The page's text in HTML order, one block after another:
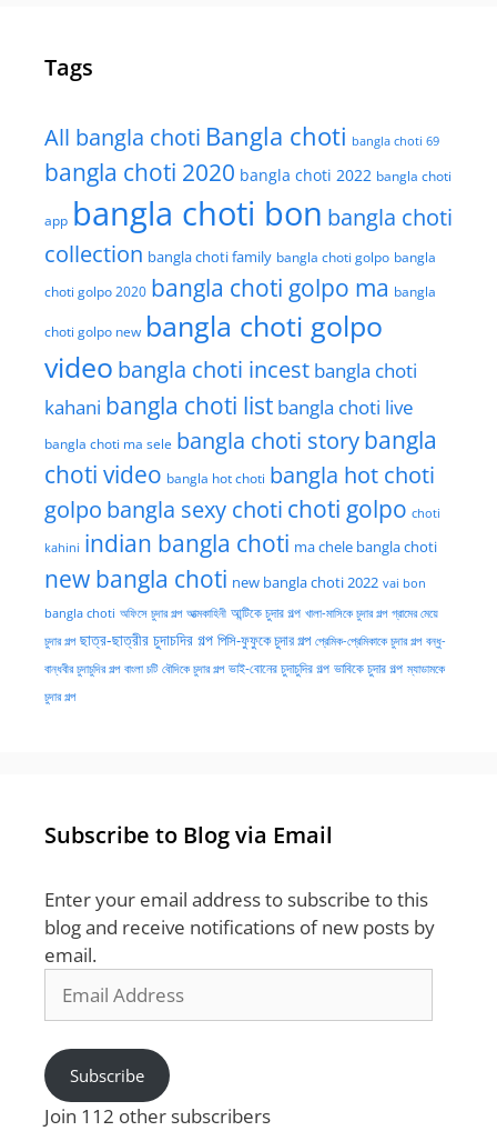
Tags
All bangla choti Bangla choti bangla choti 69
bangla choti 2020 bangla choti 2022 bangla choti
app bangla choti bon bangla choti
collection bangla choti family bangla choti golpo bangla
choti golpo 2020 bangla choti golpo ma bangla
choti golpo new bangla choti golpo
video bangla choti incest bangla choti
kahani bangla choti list bangla choti live
bangla choti ma sele bangla choti storybangla
choti video bangla hot choti bangla hot choti
golpo bangla sexy choti choti golpo choti
kahini indian bangla choti ma chele bangla choti
new bangla choti new bangla choti 2022 vai bon
bangla choti অফিসে চুদার গল্প আত্মকাহিনী আন্টিকে চুদার গল্প খালা-মাসিকে চুদার গল্প গ্রামের মেয়ে
চুদার গল্প ছাত্র-ছাত্রীর চুদাচদির গল্প পিসি-ফুফুকে চুদার গল্প প্রেমিক-প্রেমিকাকে চুদার গল্প বন্ধু-
বান্ধবীর চুদাচুদির গল্প বাংলা চটি বৌদিকে চুদার গল্প ভাই-বোনের চুদাচুদির গল্প ভাবিকে চুদার গল্প ম্যাডামকে
চুদার গল্প
Subscribe to Blog via Email
Enter your email address to subscribe to this
blog and receive notifications of new posts by
email.
Address
Subscribe
Join 112 other subscribers